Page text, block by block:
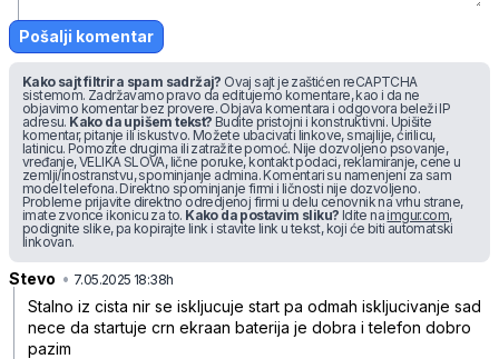
Pošalji komentar
Kako sajt filtrira spam sadržaj? Ovaj sajt je zaštićen reCAPTCHA
sistemom. Zadržavamo pravo da editujemo komentare, kao i da ne
objavimo komentar bez provere. Objava komentara i odgovora beleži IP
adresu. Kako da upišem tekst? Budite pristojni i konstruktivni. Upišite
komentar, pitanje ili iskustvo. Možete ubacivati linkove, smajlije, ćirilicu,
latinicu. Pomozite drugima ili zatražite pomoć. Nije dozvoljeno psovanje,
vređanje, VELIKA SLOVA, lične poruke, kontakt podaci, reklamiranje, cene u
zemlji/inostranstvu, spominjanje admina. Komentari su namenjeni za sam
model telefona. Direktno spominjanje firmi i ličnosti nije dozvoljeno.
Probleme prijavite direktno odredjenoj firmi u delu cenovnik na vrhu strane,
imate zvonce ikonicu za to. Kako da postavim sliku? Idite na imgur.com,
podignite slike, pa kopirajte link i stavite link u tekst, koji će biti automatski
linkovan.
Stevo • 7.05.2025 18:38h
Stalno iz cista nir se iskljucuje start pa odmah iskljucivanje sad
nece da startuje crn ekraan baterija je dobra i telefon dobro
pazim